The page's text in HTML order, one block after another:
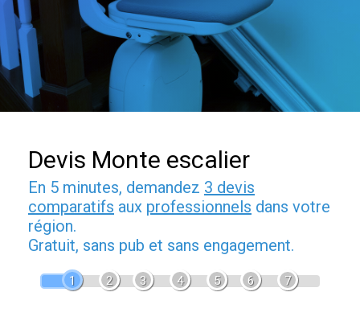
Devis Monte escalier
En 5 minutes, demandez 3 devis
comparatifs aux professionnels dans votre
région.
Gratuit, sans pub et sans engagement.
1 2 3 4 5 6 7